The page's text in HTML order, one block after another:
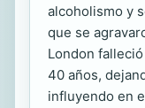
alcoholismo y
que se
London
40 años,
influyendo en